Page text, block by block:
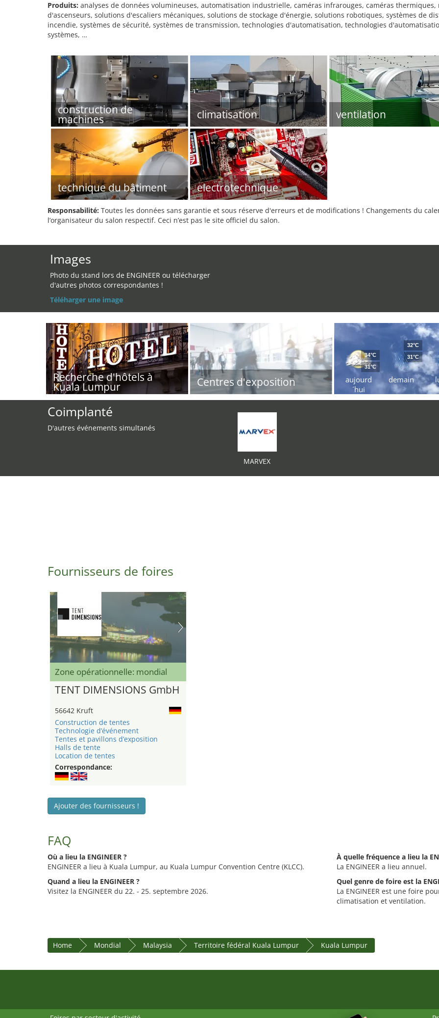
Produits: analyses de données volumineuses, automatisation industrielle, caméras infrarouges, caméras
d'ascenseurs, solutions d'escaliers mécaniques, solutions de stockage d'énergie, solutions robotiques, systèmes de
incendie, systèmes de sécurité, systèmes de transmission, technologies d'automatisation, technologies
systèmes, …
construction de
machines climatisation ventilation
technique du bâtiment electrotechnique
Responsabilité: Toutes les données sans garantie et sous réserve d'erreurs et de modifications ! Changements du
l’organisateur du salon respectif. Ceci n’est pas le site officiel du salon.
Images
Photo du stand lors de ENGINEER ou télécharger
d'autres photos correspondantes !
Téléharger une image
Recherche d'hôtels à
Kuala Lumpur Centres d'exposition
aujourd
´hui
34°C
31°C
demain
32°C
31°C
Coimplanté
D'autres événements simultanés
MARVEX
Fournisseurs de foires
Zone opérationnelle: mondial
TENT DIMENSIONS GmbH
56642 Kruft
Construction de tentes
Technologie d’événement
Tentes et pavillons d’exposition
Halls de tente
Location de tentes
Correspondance:
Ajouter des fournisseurs !
FAQ
Où a lieu la ENGINEER ?
ENGINEER a lieu à Kuala Lumpur, au Kuala Lumpur Convention Centre (KLCC).
Quand a lieu la ENGINEER ?
Visitez la ENGINEER du 22. - 25. septembre 2026.
À quelle fréquence a lieu la
La ENGINEER a lieu annuel.
Quel genre de foire est la
La ENGINEER est une foire
climatisation et ventilation.
Home Mondial Malaysia Territoire fédéral Kuala Lumpur Kuala Lumpur